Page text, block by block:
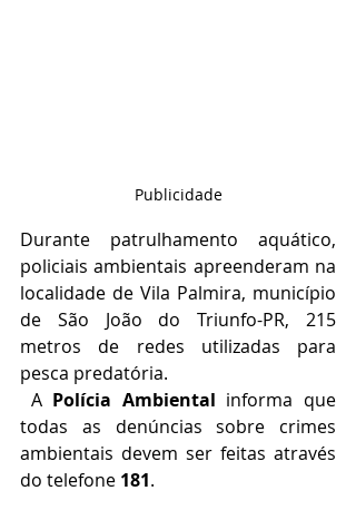
Publicidade
Durante patrulhamento aquático,
policiais ambientais apreenderam na
localidade de Vila Palmira, município
de São João do Triunfo-PR, 215
metros de redes utilizadas para
pesca predatória.
A Polícia Ambiental informa que
todas as denúncias sobre crimes
ambientais devem ser feitas através
do telefone 181.